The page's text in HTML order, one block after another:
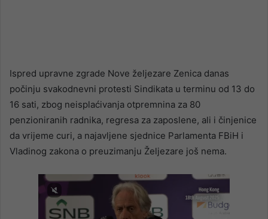
Ispred upravne zgrade Nove željezare Zenica danas
počinju svakodnevni protesti Sindikata u terminu od 13 do
16 sati, zbog neisplaćivanja otpremnina za 80
penzioniranih radnika, regresa za zaposlene, ali i činjenice
da vrijeme curi, a najavljene sjednice Parlamenta FBiH i
Vladinog zakona o preuzimanju Željezare još nema.